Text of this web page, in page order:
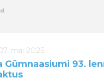
mai 2025
Gümnaasiumi 93.